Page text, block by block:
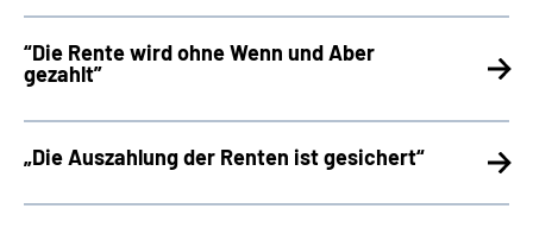
“Die Rente wird ohne Wenn und Aber
gezahlt”
„Die Auszahlung der Renten ist gesichert“